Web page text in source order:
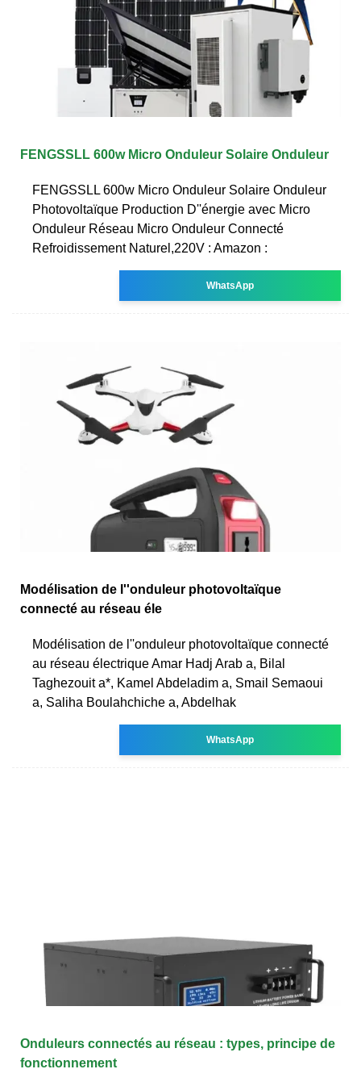
FENGSSLL 600w Micro Onduleur Solaire Onduleur
FENGSSLL 600w Micro Onduleur Solaire Onduleur
Photovoltaïque Production D''énergie avec Micro
Onduleur Réseau Micro Onduleur Connecté
Refroidissement Naturel,220V : Amazon :
WhatsApp
Modélisation de l''onduleur photovoltaïque
connecté au réseau éle
Modélisation de l''onduleur photovoltaïque connecté
au réseau électrique Amar Hadj Arab a, Bilal
Taghezouit a*, Kamel Abdeladim a, Smail Semaoui
a, Saliha Boulahchiche a, Abdelhak
WhatsApp
Onduleurs connectés au réseau : types, principe de
fonctionnement